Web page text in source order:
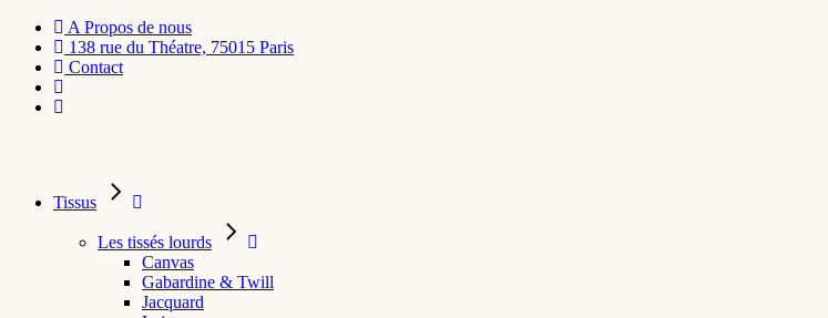
A Propos de nous
138 rue du Théatre, 75015 Paris
Contact
Tissus
Les tissés lourds
Canvas
Gabardine & Twill
Jacquard